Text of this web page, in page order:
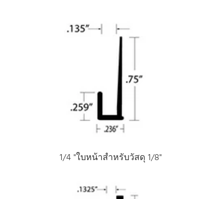
1/4 "ใบหน้าสําหรับวัสดุ 1/8"